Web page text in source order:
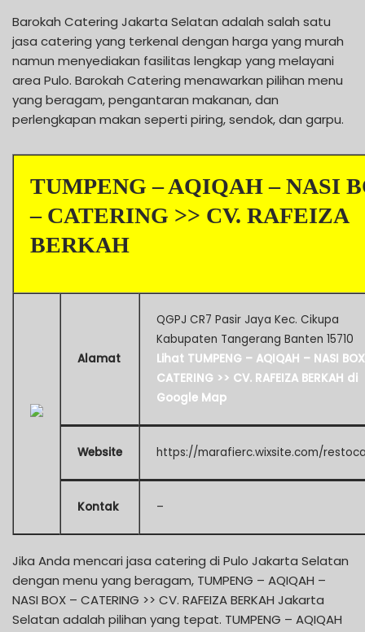
Barokah Catering Jakarta Selatan adalah salah satu
jasa catering yang terkenal dengan harga yang murah
namun menyediakan fasilitas lengkap yang melayani
area Pulo. Barokah Catering menawarkan pilihan menu
yang beragam, pengantaran makanan, dan
perlengkapan makan seperti piring, sendok, dan garpu.
TUMPENG – AQIQAH – NASI
– CATERING >> CV. RAFEIZA
BERKAH
Alamat
QGPJ CR7 Pasir Jaya Kec. Cikupa
Kabupaten Tangerang Banten 15710
Lihat TUMPENG – AQIQAH – NASI
CATERING >> CV. RAFEIZA BERKAH di
Google Map
Website https://marafierc.wixsite.com/
Kontak –
Jika Anda mencari jasa catering di Pulo Jakarta Selatan
dengan menu yang beragam, TUMPENG – AQIQAH –
NASI BOX – CATERING >> CV. RAFEIZA BERKAH Jakarta
Selatan adalah pilihan yang tepat. TUMPENG – AQIQAH